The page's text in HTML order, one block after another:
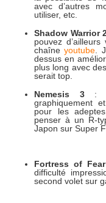
avec d’autres
utiliser, etc.
Shadow Warrior
pouvez
chaîneyoutube .
dessus en
plus long avec
serait top.
Nemesis 3:
graphiquement
pour les
penser à un R-
Japon sur Super
Fortress of
difficulté
second volet sur